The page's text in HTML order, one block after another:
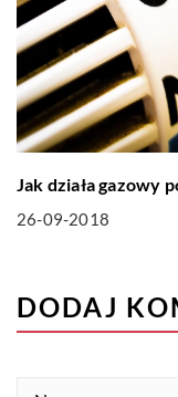
Jak działa gazowy
26-09-2018
DODAJ